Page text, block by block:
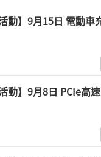
活動】9月15日 電動
活動】9月8日 PCIe高